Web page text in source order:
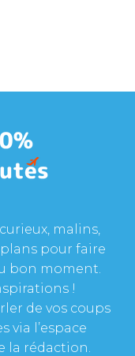
malins,
pour faire
bon moment.
!
de vos coups
via l’espace
la rédaction.